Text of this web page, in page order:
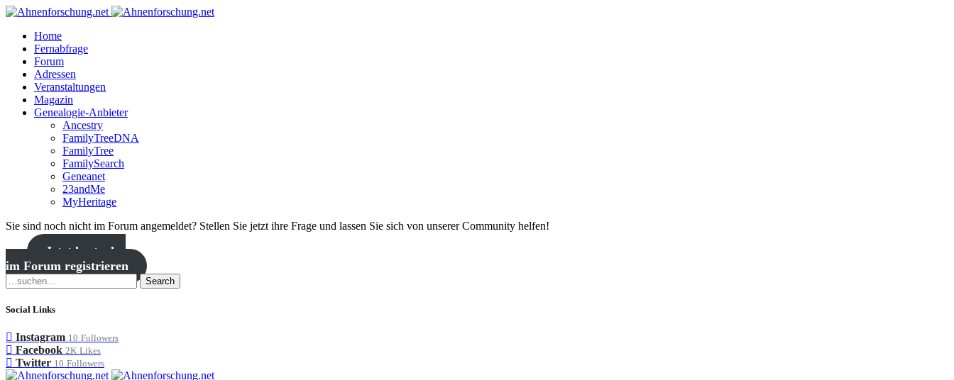
Home
Fernabfrage
Forum
Adressen
Veranstaltungen
Magazin
Genealogie-Anbieter
Ancestry
FamilyTreeDNA
FamilyTree
FamilySearch
Geneanet
23andMe
MyHeritage
Sie sind noch nicht im Forum angemeldet? Stellen Sie jetzt ihre Frage und lassen Sie sich von unserer Community helfen!
Jetzt kostenlos
im Forum registrieren
Search
Social Links
Instagram 10 Followers
Facebook 2K Likes
Twitter 10 Followers